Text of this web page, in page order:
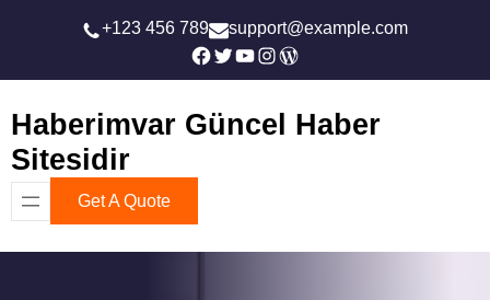
+123 456 789
support@example.com
Facebook
Twitter
YouTube
Instagram
WordPress
Haberimvar Güncel Haber
Sitesidir
Get A Quote